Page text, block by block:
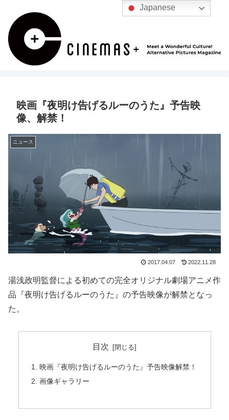
映画『夜明け告げるルーのうた』予告映
像、解禁！
ニュース
2017.04.07 2022.11.28
湯浅政明監督による初めての完全オリジナル劇場アニメ作
品『夜明け告げるルーのうた』の予告映像が解禁となっ
た。
目次
映画『夜明け告げるルーのうた』予告映像解禁！
画像ギャラリー
Japanese